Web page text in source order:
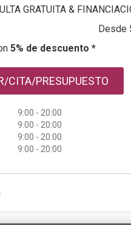
GRATUITA &
Desde
5% de descuento *
CITA/PRESUPUESTO
9:00 - 20:00
9:00 - 20:00
9:00 - 20:00
9:00 - 20:00